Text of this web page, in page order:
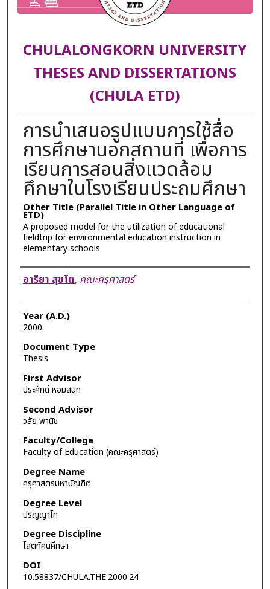
CHULALONGKORN UNIVERSITY
THESES AND DISSERTATIONS
(CHULA ETD)
การนำเสนอรูปแบบการใช้สื่อ
การศึกษานอกสถานที่ เพื่อการ
เรียนการสอนสิ่งแวดล้อม
ศึกษาในโรงเรียนประถมศึกษา
Other Title (Parallel Title in Other Language of
ETD)
A proposed model for the utilization of educational
fieldtrip for environmental education instruction in
elementary schools
Author
อาริยา สุขโต, คณะครุศาสตร์
Year (A.D.)
2000
Document Type
Thesis
First Advisor
ประศักดิ์ หอมสนิท
Second Advisor
วลัย พานิช
Faculty/College
Faculty of Education (คณะครุศาสตร์)
Degree Name
ครุศาสตรมหาบัณฑิต
Degree Level
ปริญญาโท
Degree Discipline
โสตทัศนศึกษา
DOI
10.58837/CHULA.THE.2000.24